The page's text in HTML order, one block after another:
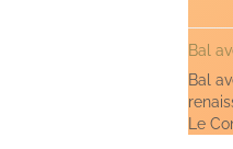
Bal
Bal
Le